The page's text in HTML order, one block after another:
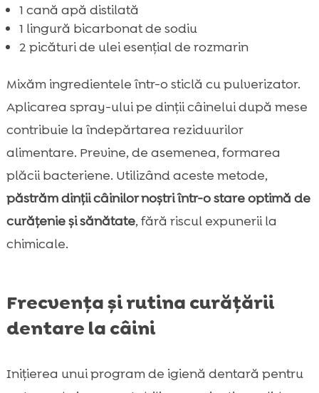
1 cană apă distilată
1 lingură bicarbonat de sodiu
2 picături de ulei esențial de rozmarin
Mixăm ingredientele într-o sticlă cu pulverizator.
Aplicarea spray-ului pe dinții câinelui după mese
contribuie la îndepărtarea reziduurilor
alimentare. Previne, de asemenea, formarea
plăcii bacteriene. Utilizând aceste metode,
păstrăm dinții câinilor noștri într-o stare optimă de
curățenie și sănătate, fără riscul expunerii la
chimicale.
Frecvența și rutina curățării
dentare la câini
Inițierea unui program de igienă dentară pentru